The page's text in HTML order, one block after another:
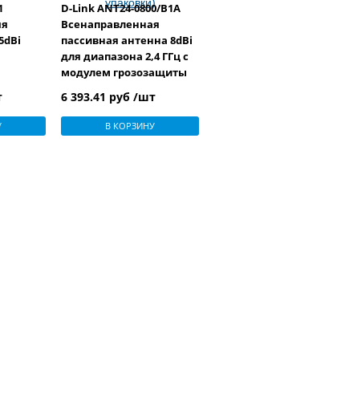
D-Link ANT24-0800/B1A
Всенаправленная
пассивная антенна 8dBi
для диапазона 2,4 ГГц с
модулем грозозащиты
упаковки)
6 393.41 руб /шт
В КОРЗИНУ